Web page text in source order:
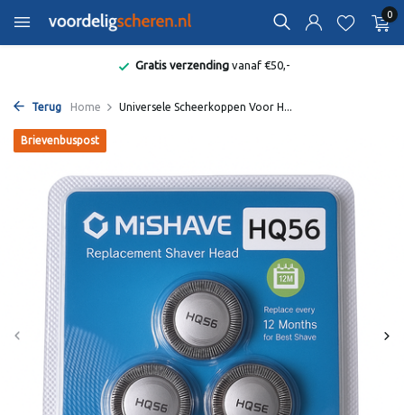
0
Gratis verzendingvanaf €50,-
Terug Home Universele Scheerkoppen Voor H...
Brievenbuspost